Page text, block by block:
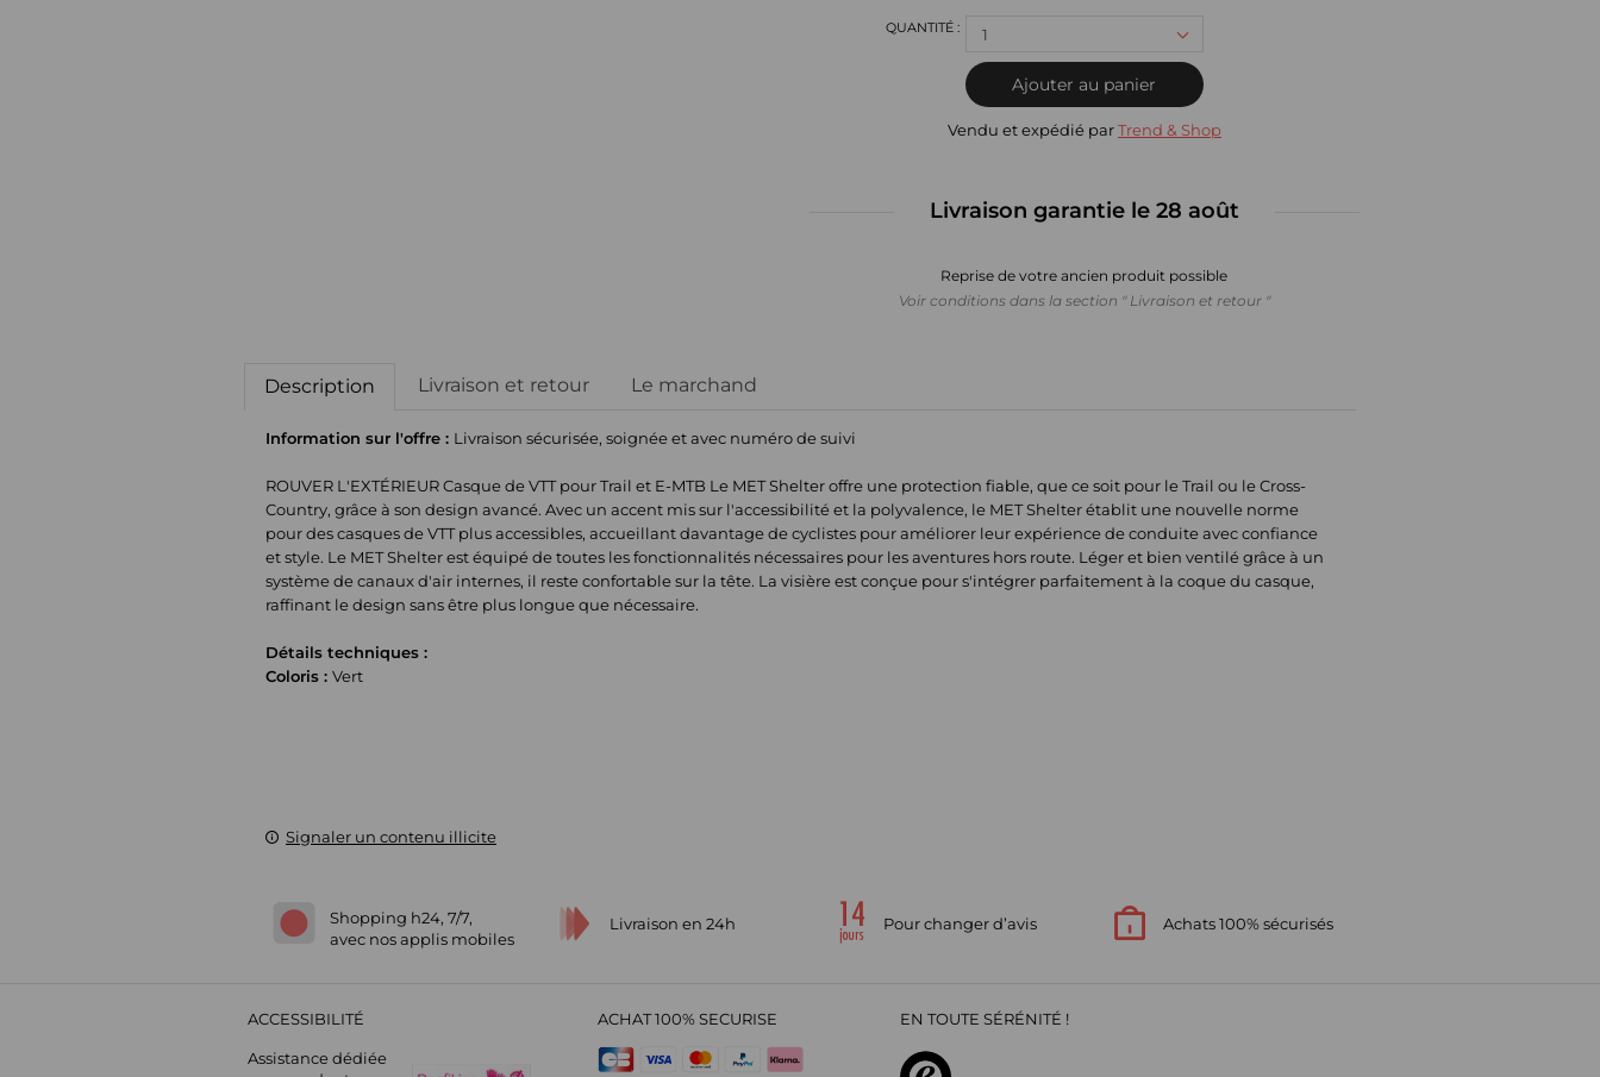
1
Ajouter au panier
Vendu et expédié parTrend & Shop
Livraison garantie le 28 août
Reprise de votre ancien produit possible
Voir conditions dans la section " Livraison et retour "
Description Livraison et retour Le marchand
Information sur l'offre : Livraison sécurisée, soignée et avec numéro de suivi
ROUVER L'EXTÉRIEUR Casque de VTT pour Trail et E-MTB Le MET Shelter offre une protection fiable, que ce soit pour le Trail ou le Cross-
Country, grâce à son design avancé. Avec un accent mis sur l'accessibilité et la polyvalence, le MET Shelter établit une nouvelle norme
pour des casques de VTT plus accessibles, accueillant davantage de cyclistes pour améliorer leur expérience de conduite avec confiance
et style. Le MET Shelter est équipé de toutes les fonctionnalités nécessaires pour les aventures hors route. Léger et bien ventilé grâce à un
système de canaux d'air internes, il reste confortable sur la tête. La visière est conçue pour s'intégrer parfaitement à la coque du casque,
raffinant le design sans être plus longue que nécessaire.
Détails techniques :
Coloris :Vert
Signaler un contenu illicite
Shopping h24, 7/7,
avec nos applis mobiles
Livraison en 24h Pour changer d’avis Achats 100% sécurisés
ACCESSIBILITÉ
Assistance dédiée
ACHAT 100% SECURISE EN TOUTE SÉRÉNITÉ !